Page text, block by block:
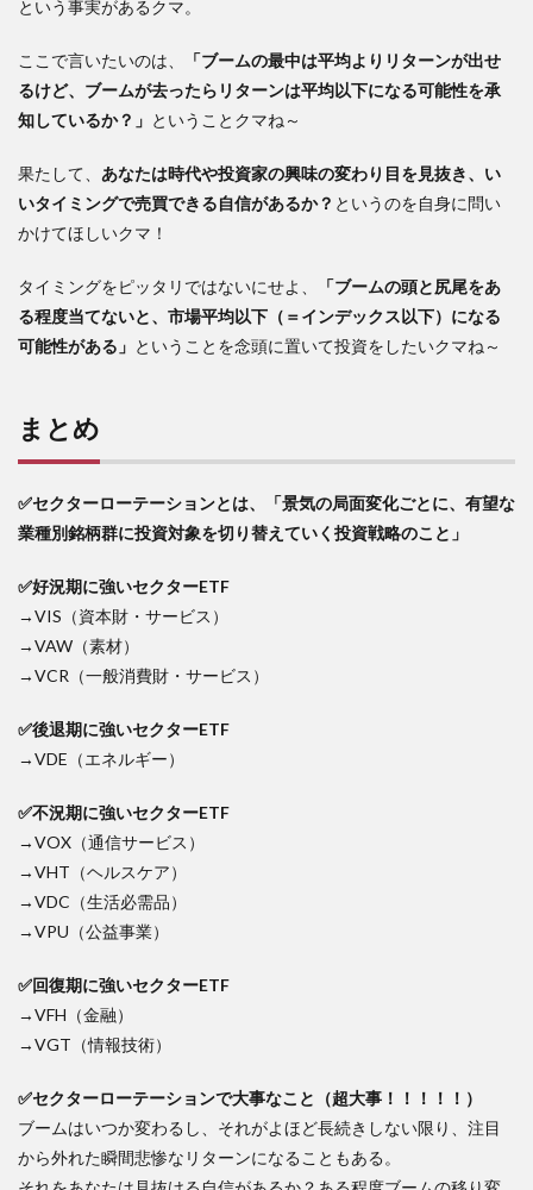
という事実があるクマ。
ここで言いたいのは、
「ブームの最中は平均よりリターンが出せ
るけど、ブームが去ったらリターンは平均以下になる可能性を承
知しているか？」 ということクマね～
果たして、 あなたは時代や投資家の興味の変わり目を見抜き、い
いタイミングで売買できる自信があるか？ というのを自身に問い
かけてほしいクマ！
タイミングをピッタリではないにせよ、
「ブームの頭と尻尾をあ
る程度当てないと、市場平均以下（＝インデックス以下）になる
可能性がある」 ということを念頭に置いて投資をしたいクマね～
まとめ
✅セクターローテーションとは、「景気の局面変化ごとに、有望な
業種別銘柄群に投資対象を切り替えていく投資戦略のこと」
✅好況期に強いセクターETF
→VIS（資本財・サービス）
→VAW（素材）
→VCR（一般消費財・サービス）
✅後退期に強いセクターETF
→VDE（エネルギー）
✅不況期に強いセクターETF
→VOX（通信サービス）
→VHT（ヘルスケア）
→VDC（生活必需品）
→VPU（公益事業）
✅回復期に強いセクターETF
→VFH（金融）
→VGT（情報技術）
✅セクターローテーションで大事なこと（超大事！！！！！）
ブームはいつか変わるし、それがよほど長続きしない限り、注目
から外れた瞬間悲惨なリターンになることもある。